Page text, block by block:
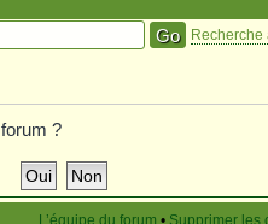
Recherche
?
L’équipe du forum • Supprimer les